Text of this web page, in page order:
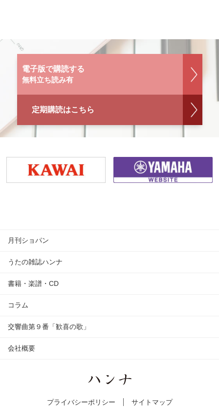
電子版で購読する
無料立ち読み有
定期購読はこちら
月刊ショパン
うたの雑誌ハンナ
書籍・楽譜・CD
コラム
交響曲第９番「歓喜の歌」
会社概要
プライバシーポリシー サイトマップ